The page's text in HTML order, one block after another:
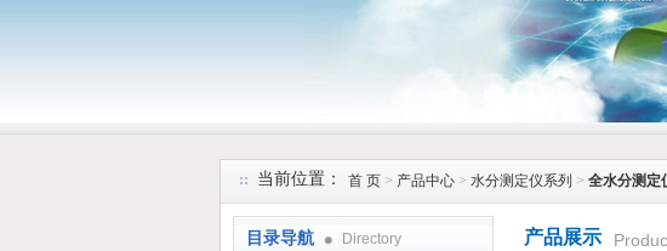
当前位置： 首 页 > 产品中心 > 水分测定仪系列 > 全水分测定
目录导航 Directory 产品展示